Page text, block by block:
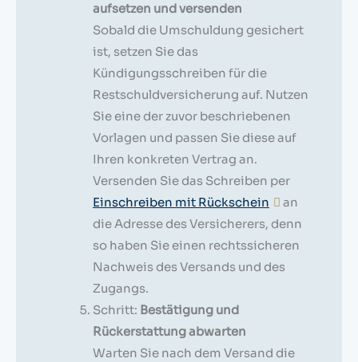
aufsetzen und versenden
Sobald die Umschuldung gesichert
ist, setzen Sie das
Kündigungsschreiben für die
Restschuldversicherung auf. Nutzen
Sie eine der zuvor beschriebenen
Vorlagen und passen Sie diese auf
Ihren konkreten Vertrag an.
Versenden Sie das Schreiben per
Einschreiben mit Rückschein
an
die Adresse des Versicherers, denn
so haben Sie einen rechtssicheren
Nachweis des Versands und des
Zugangs.
Schritt: Bestätigung und
Rückerstattung abwarten
Warten Sie nach dem Versand die